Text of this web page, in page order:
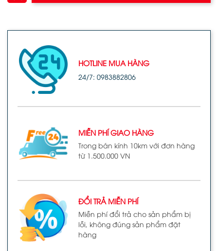
HOTLINE MUA HÀNG
24/7: 0983882806
MIỄN PHÍ GIAO HÀNG
Trong bán kính 10km với đơn hàng
từ 1.500.000 VN
ĐỔI TRẢ MIỄN PHÍ
Miễn phí đổi trả cho sản phẩm bị
lỗi, không đúng sản phẩm đặt
hàng